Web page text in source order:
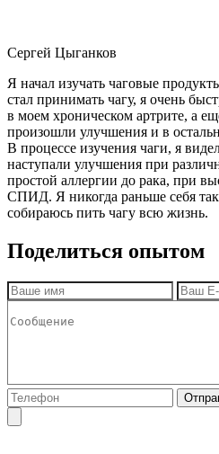
Сергей Цыганков
Я начал изучать чаговые
стал принимать чагу, я очень
в моем хроническом артрите, а
произошли улучшения и в
В процессе изучения чаги, я
наступали улучшения при
простой аллергии до рака, при
СПИД. Я никогда раньше себя
собираюсь пить чагу всю жизнь.
Поделиться опытом